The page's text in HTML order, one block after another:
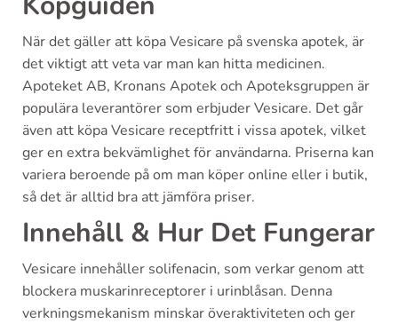
När det gäller att köpa Vesicare på svenska apotek, är
det viktigt att veta var man kan hitta medicinen.
Apoteket AB, Kronans Apotek och Apoteksgruppen är
populära leverantörer som erbjuder Vesicare. Det går
även att köpa Vesicare receptfritt i vissa apotek, vilket
ger en extra bekvämlighet för användarna. Priserna kan
variera beroende på om man köper online eller i butik,
så det är alltid bra att jämföra priser.
Innehåll & Hur Det Fungerar
Vesicare innehåller solifenacin, som verkar genom att
blockera muskarinreceptorer i urinblåsan. Denna
verkningsmekanism minskar överaktiviteten och ger